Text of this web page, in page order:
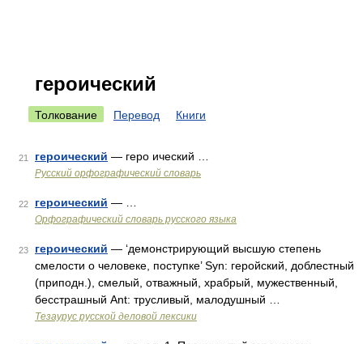
героический
Толкование Перевод Книги
21 героический — геро ический …
Русский орфографический словарь
22 героический — …
Орфографический словарь русского языка
23 героический — ‘демонстрирующий высшую степень
смелости о человеке, поступке’ Syn: геройский, доблестный
(приподн.), смелый, отважный, храбрый, мужественный,
бесстрашный Ant: трусливый, малодушный …
Тезаурус русской деловой лексики